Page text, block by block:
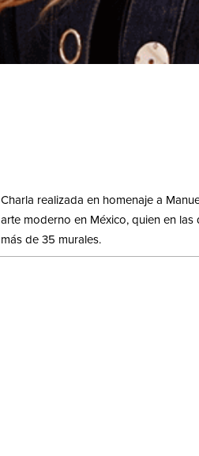
Charla realizada en homenaje a
arte moderno en México, quien en
más de 35 murales.